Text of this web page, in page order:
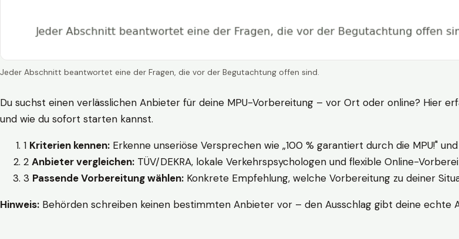
Jeder Abschnitt beantwortet eine der Fragen, die vor der Begutachtung offen sind.
Du suchst einen verlässlichen Anbieter für deine MPU-Vorbereitung – vor Ort oder online? Hier
und wie du sofort starten kannst.
1 Kriterien kennen: Erkenne unseriöse Versprechen wie „100 % garantiert durch die MPU!"
2 Anbieter vergleichen: TÜV/DEKRA, lokale Verkehrspsychologen und flexible Online-
3 Passende Vorbereitung wählen: Konkrete Empfehlung, welche Vorbereitung zu deiner
Hinweis: Behörden schreiben keinen bestimmten Anbieter vor – den Ausschlag gibt deine echte